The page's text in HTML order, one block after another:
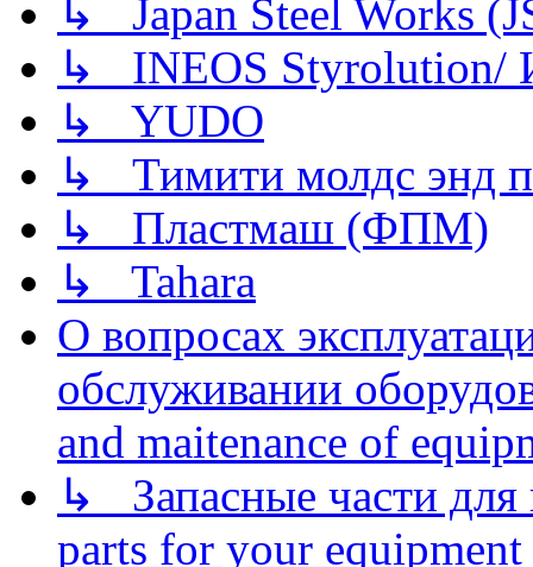
↳ Japan Steel Works
↳ INEOS
↳ YUDO
↳ Тимити молдс энд
↳ Пластмаш (ФПМ)
↳ Tahara
О вопросах
обслуживании
and maitenance of
↳ Запасные части для
parts for your equipment